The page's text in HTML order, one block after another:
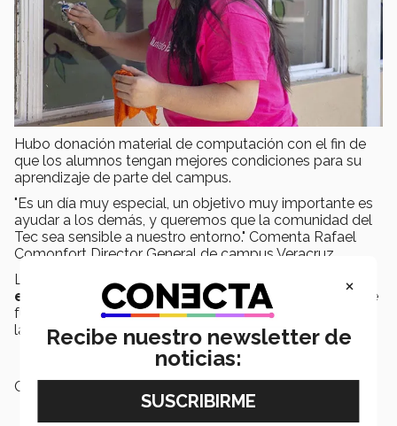
Hubo donación material de computación con el fin de
que los alumnos tengan mejores condiciones para su
aprendizaje de parte del campus.
"Es un día muy especial, un objetivo muy importante es
ayudar a los demás, y queremos que la comunidad del
Tec sea sensible a nuestro entorno." Comenta Rafael
Comonfort Director General de campus Veracruz.
La comunidad estudiantil mostró su lado más
empático
solidariocon estas grandes acciones que
fueron muy apreciadas por estudiantes y directivos de
la escuela primaria.
Campus:
×
Recibe nuestro newsletter de
noticias: